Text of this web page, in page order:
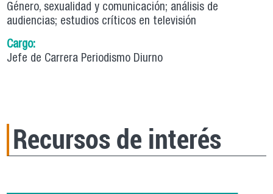
Género, sexualidad y comunicación; análisis de
audiencias; estudios críticos en televisión
Cargo:
Jefe de Carrera Periodismo Diurno
Recursos de interés